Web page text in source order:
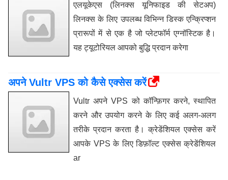
एलयूकेएस (लिनक्स यूनिफाइड की सेटअप)
लिनक्स के लिए उपलब्ध विभिन्न डिस्क एन्क्रिप्शन
प्रारूपों में से एक है जो प्लेटफॉर्म एग्नॉस्टिक है।
यह ट्यूटोरियल आपको बुद्धि प्रदान करेगा
अपने Vultr VPS को कैसे एक्सेस करें
Vultr अपने VPS को कॉन्फ़िगर करने, स्थापित
करने और उपयोग करने के लिए कई अलग-अलग
तरीके प्रदान करता है। क्रेडेंशियल एक्सेस करें
आपके VPS के लिए डिफ़ॉल्ट एक्सेस क्रेडेंशियल
ar